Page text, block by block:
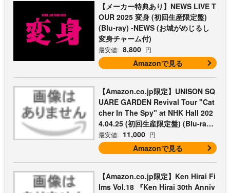
【メーカー特典あり】NEWS LIVE T
OUR 2025 変身 (初回生産限定盤)
(Blu-ray) -NEWS (お城がめじるし
変身チャーム付)
最安値: 8,800 円
Amazonで見る
【Amazon.co.jp限定】UNISON SQ
UARE GARDEN Revival Tour "Cat
cher In The Spy" at NHK Hall 202
4.04.25 (初回生産限定盤) (Blu-ray)
- UNISON SQUARE GARDEN (コッ
トン巾着付)
最安値: 11,000 円
Amazonで見る
【Amazon.co.jp限定】Ken Hirai Fi
lms Vol.18 『Ken Hirai 30th Anniv